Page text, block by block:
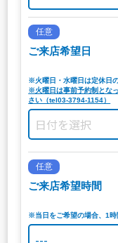
任意
ご来店希望日
※火曜日・水曜日は定休日
※火曜日は事前予約制とな
さい（tel03-3794-1154）
任意
ご来店希望時間
※当日をご希望の場合、1時